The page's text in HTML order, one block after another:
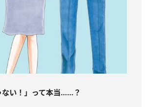
ない！」って本当……？